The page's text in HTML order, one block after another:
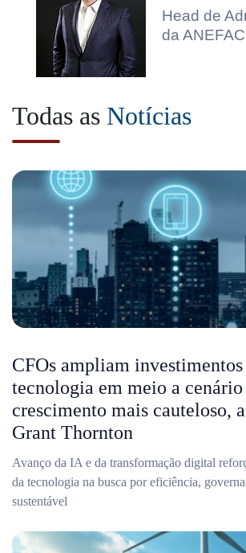
Head de
da ANEFAC
Todas as Notícias
CFOs ampliam investimentos
tecnologia em meio a cenário
crescimento mais cauteloso,
Grant Thornton
Avanço da IA e da transformação digital
da tecnologia na busca por eficiência,
sustentável